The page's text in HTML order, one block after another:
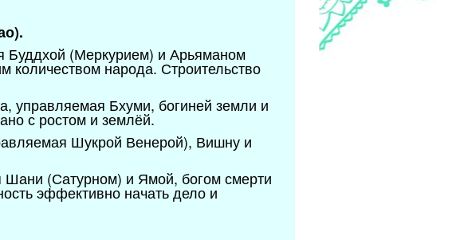
Буддхой (Меркурием) и Арьяманом
количеством народа. Строительство
управляемая Бхуми, богиней земли и
с ростом и землёй.
Шукрой Венерой), Вишну и
Шани (Сатурном) и Ямой, богом смерти
эффективно начать дело и